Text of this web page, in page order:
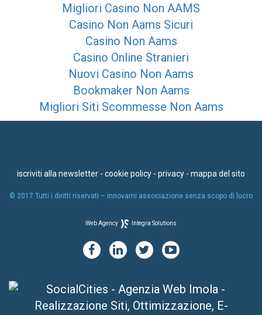
Migliori Casino Non AAMS
Casino Non Aams Sicuri
Casino Non Aams
Casino Online Stranieri
Nuovi Casino Non Aams
Bookmaker Non Aams
Migliori Siti Scommesse Non Aams
iscriviti alla newsletter - cookie policy - privacy - mappa del sito
© 2017 Tutti i diritti riservati – innovami associazione senza scopo di lucro
Web Agency Integra Solutions